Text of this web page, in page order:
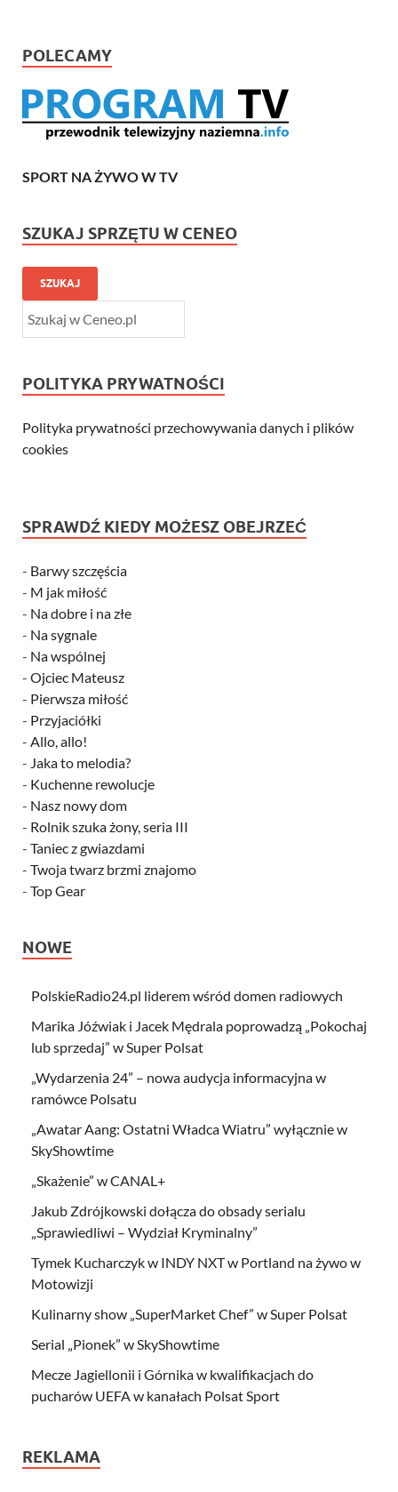
POLECAMY
SPORT NA ŻYWO W TV
SZUKAJ SPRZĘTU W CENEO
SZUKAJ
POLITYKA PRYWATNOŚCI
Polityka prywatności przechowywania danych i plików
cookies
SPRAWDŹ KIEDY MOŻESZ OBEJRZEĆ
- Barwy szczęścia
- M jak miłość
- Na dobre i na złe
- Na sygnale
- Na wspólnej
- Ojciec Mateusz
- Pierwsza miłość
- Przyjaciółki
- Allo, allo!
- Jaka to melodia?
- Kuchenne rewolucje
- Nasz nowy dom
- Rolnik szuka żony, seria III
- Taniec z gwiazdami
- Twoja twarz brzmi znajomo
- Top Gear
NOWE
PolskieRadio24.pl liderem wśród domen radiowych
Marika Jóźwiak i Jacek Mędrala poprowadzą „Pokochaj
lub sprzedaj” w Super Polsat
„Wydarzenia 24” – nowa audycja informacyjna w
ramówce Polsatu
„Awatar Aang: Ostatni Władca Wiatru” wyłącznie w
SkyShowtime
„Skażenie” w CANAL+
Jakub Zdrójkowski dołącza do obsady serialu
„Sprawiedliwi – Wydział Kryminalny”
Tymek Kucharczyk w INDY NXT w Portland na żywo w
Motowizji
Kulinarny show „SuperMarket Chef” w Super Polsat
Serial „Pionek” w SkyShowtime
Mecze Jagiellonii i Górnika w kwalifikacjach do
pucharów UEFA w kanałach Polsat Sport
REKLAMA